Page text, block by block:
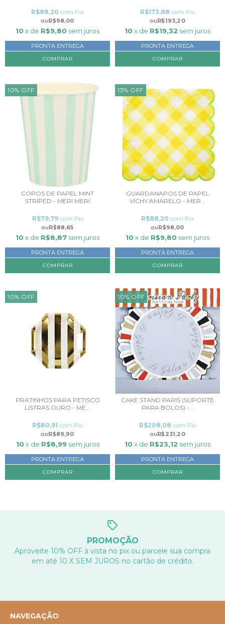
R$98,00
R$88,20 com Pix
10 x de R$9,80 sem juros
PRONTA ENTREGA
R$193,20
R$173,88 com Pix
10 x de R$19,32 sem juros
PRONTA ENTREGA
10% OFF
COPOS DE PAPEL MINT
STRIPED - MERI MERI
R$88,65
R$79,79 com Pix
10 x de R$8,87 sem juros
PRONTA ENTREGA
13% OFF
GUARDANAPOS DE PAPEL
VICHY AMARELO - MER...
R$98,00
R$88,20 com Pix
10 x de R$9,80 sem juros
PRONTA ENTREGA
10% OFF
PRATINHOS PARA PETISCO
LISTRAS OURO - ME...
R$89,90
R$80,91 com Pix
10 x de R$8,99 sem juros
PRONTA ENTREGA
10% OFF
CAKE STAND PARIS (SUPORTE
PARA BOLOS) -...
R$231,20
R$208,08 com Pix
10 x de R$23,12 sem juros
PRONTA ENTREGA
PROMOÇÃO
Aproveite 10% OFF à vista no pix ou parcele sua compra
em até 10 X SEM JUROS no cartão de crédito.
NAVEGAÇÃO